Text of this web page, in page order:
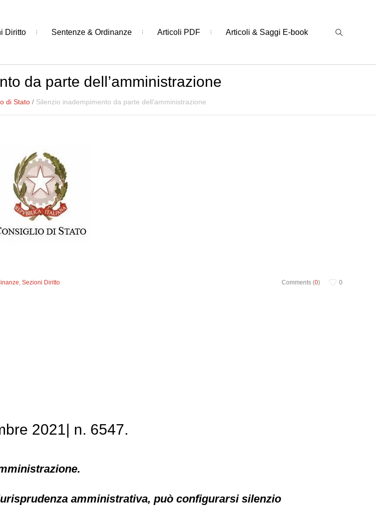
Diritto Sentenze & Ordinanze Articoli PDF Articoli & Saggi E-book
da parte dell’amministrazione
di Stato / Silenzio inadempimento da parte dell’amministrazione
Comments (0) 0
,Sezioni Diritto
2021| n. 6547.
amministrativa, può configurarsi silenzio